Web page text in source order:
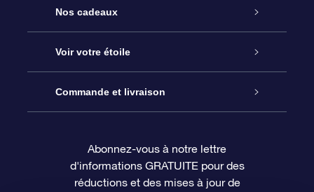
Service
À propos de l’OSR
Nous contacter
Questions fréquemment posées
Nos cadeaux
Cadeau d’étoile en ligne
Coffret cadeau OSR
Carte cadeau OSR
Voir votre étoile
Registre des étoiles
Page d’accueil personnalisée
Commande et livraison
Informations de paiement
Abonnez-vous à notre lettre
d'informations GRATUITE pour des
réductions et des mises à jour de